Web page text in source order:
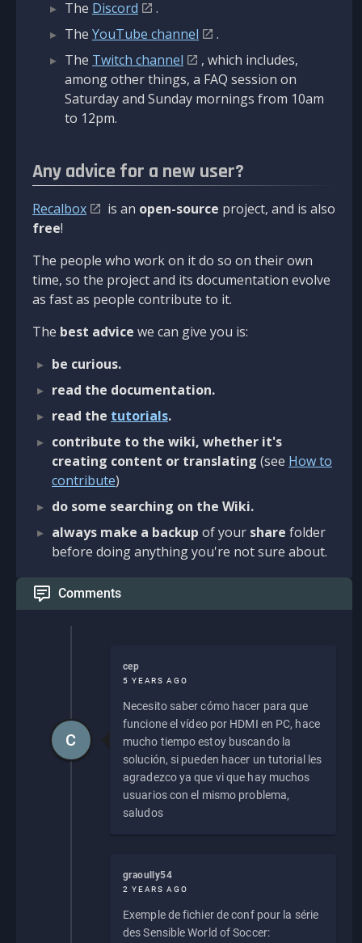
The Discord
.
The YouTube channel
.
The Twitch channel
, which includes,
among other things, a FAQ session on
Saturday and Sunday mornings from 10am
to 12pm.
Any advice for a new user?
Recalbox is an open-source project, and is also
free!
The people who work on it do so on their own
time, so the project and its documentation evolve
as fast as people contribute to it.
The best advice we can give you is:
be curious.
read the documentation.
read the tutorials.
contribute to the wiki, whether it's
creating content or translating (see How to
contribute)
do some searching on the Wiki.
always make a backup of your share folder
before doing anything you're not sure about.
Comments
cep
5 YEARS AGO
Necesito saber cómo hacer para que
funcione el vídeo por HDMI en PC, hace
mucho tiempo estoy buscando la
solución, si pueden hacer un tutorial les
agradezco ya que vi que hay muchos
usuarios con el mismo problema,
saludos
C
graoully54
2 YEARS AGO
Exemple de fichier de conf pour la série
des Sensible World of Soccer: